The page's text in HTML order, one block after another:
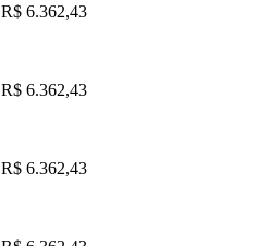
R$ 6.362,43
R$ 6.362,43
R$ 6.362,43